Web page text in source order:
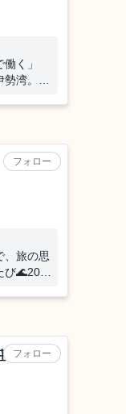
働く」
湾。知
フォロー
、旅の思
🌊20代
フォロー